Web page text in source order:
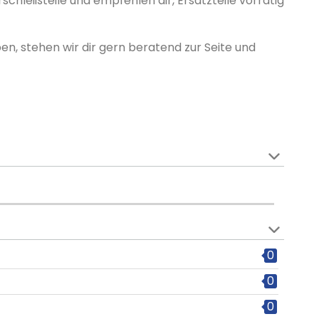
stehen wir dir gern beratend zur Seite und
0
0
0